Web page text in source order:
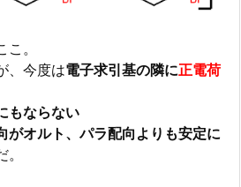
。
、今度は電子求引基の隣に正電荷
もならない
がオルト、パラ配向よりも安定に
。